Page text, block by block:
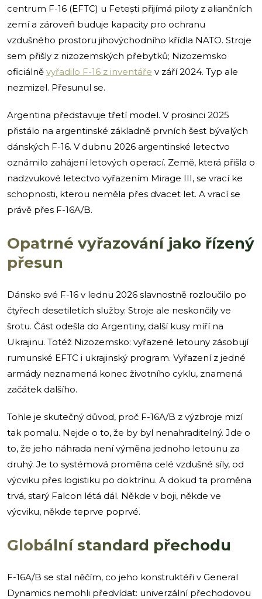
centrum F-16 (EFTC) u Fetești přijímá piloty z aliančních
zemí a zároveň buduje kapacity pro ochranu
vzdušného prostoru jihovýchodního křídla NATO. Stroje
sem přišly z nizozemských přebytků; Nizozemsko
oficiálně vyřadilo F-16 z inventáře v září 2024. Typ ale
nezmizel. Přesunul se.
Argentina představuje třetí model. V prosinci 2025
přistálo na argentinské základně prvních šest bývalých
dánských F-16. V dubnu 2026 argentinské letectvo
oznámilo zahájení letových operací. Země, která přišla o
nadzvukové letectvo vyřazením Mirage III, se vrací ke
schopnosti, kterou neměla přes dvacet let. A vrací se
právě přes F-16A/B.
Opatrné vyřazování jako řízený
přesun
Dánsko své F-16 v lednu 2026 slavnostně rozloučilo po
čtyřech desetiletích služby. Stroje ale neskončily ve
šrotu. Část odešla do Argentiny, další kusy míří na
Ukrajinu. Totéž Nizozemsko: vyřazené letouny zásobují
rumunské EFTC i ukrajinský program. Vyřazení z jedné
armády neznamená konec životního cyklu, znamená
začátek dalšího.
Tohle je skutečný důvod, proč F-16A/B z výzbroje mizí
tak pomalu. Nejde o to, že by byl nenahraditelný. Jde o
to, že jeho náhrada není výměna jednoho letounu za
druhý. Je to systémová proměna celé vzdušné síly, od
výcviku přes logistiku po doktrínu. A dokud ta proměna
trvá, starý Falcon létá dál. Někde v boji, někde ve
výcviku, někde teprve poprvé.
Globální standard přechodu
F-16A/B se stal něčím, co jeho konstruktéři v General
Dynamics nemohli předvídat: univerzální přechodovou